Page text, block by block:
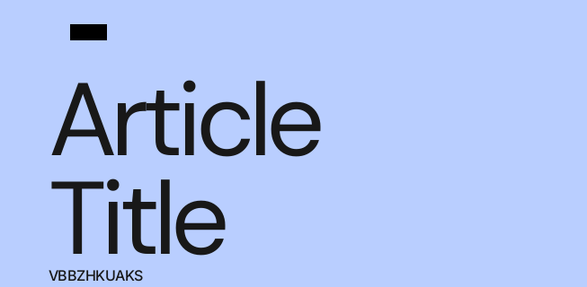
Article
Title
VBBZHKUAKS